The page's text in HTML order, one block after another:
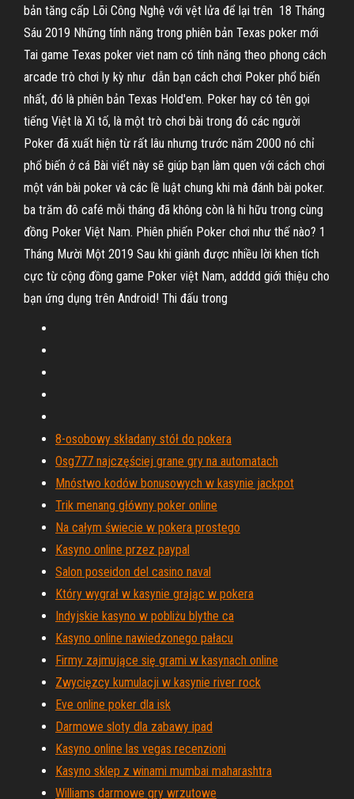
bản tăng cấp Lõi Công Nghệ với vệt lửa để lại trên 18 Tháng
Sáu 2019 Những tính năng trong phiên bản Texas poker mới
Tai game Texas poker viet nam có tính năng theo phong cách
arcade trò chơi ly kỳ như dẫn bạn cách chơi Poker phổ biến
nhất, đó là phiên bản Texas Hold'em. Poker hay có tên gọi
tiếng Việt là Xì tố, là một trò chơi bài trong đó các người
Poker đã xuất hiện từ rất lâu nhưng trước năm 2000 nó chỉ
phổ biến ở cá Bài viết này sẽ giúp bạn làm quen với cách chơi
một ván bài poker và các lề luật chung khi mà đánh bài poker.
ba trăm đô café mỗi tháng đã không còn là hi hữu trong cùng
đồng Poker Việt Nam. Phiên phiến Poker chơi như thế nào? 1
Tháng Mười Một 2019 Sau khi giành được nhiều lời khen tích
cực từ cộng đồng game Poker việt Nam, adddd giới thiệu cho
bạn ứng dụng trên Android! Thi đấu trong
8-osobowy składany stół do pokera
Osg777 najczęściej grane gry na automatach
Mnóstwo kodów bonusowych w kasynie jackpot
Trik menang główny poker online
Na całym świecie w pokera prostego
Kasyno online przez paypal
Salon poseidon del casino naval
Który wygrał w kasynie grając w pokera
Indyjskie kasyno w pobliżu blythe ca
Kasyno online nawiedzonego pałacu
Firmy zajmujące się grami w kasynach online
Zwycięzcy kumulacji w kasynie river rock
Eve online poker dla isk
Darmowe sloty dla zabawy ipad
Kasyno online las vegas recenzioni
Kasyno sklep z winami mumbai maharashtra
Williams darmowe gry wrzutowe